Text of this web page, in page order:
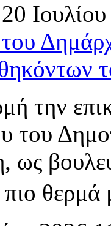
την
του
ως
πιο